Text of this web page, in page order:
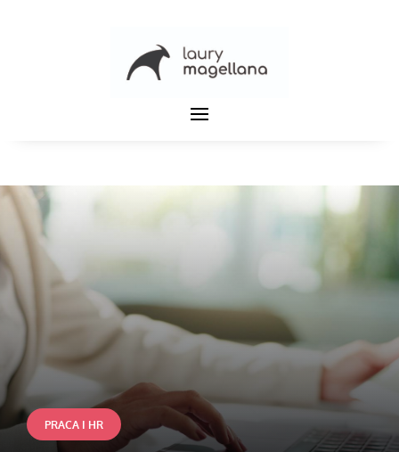
PRACA I HR